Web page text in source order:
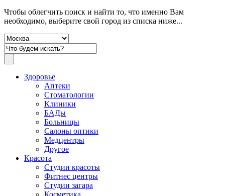
Чтобы облегчить поиск и найти то, что именно Вам
необходимо, выберите свой город из списка ниже...
Здоровье
Аптеки
Стоматологии
Клиники
БАДы
Больницы
Салоны оптики
Медцентры
Другое
Красота
Студии красоты
Фитнес центры
Студии загара
Косметика